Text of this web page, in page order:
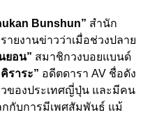
Bunshun” สำนัก
ยงานข่าวว่าเมื่อช่วงปลาย
ยอน” สมาชิกวงบอยแบนด์
ราระ” อดีตดารา AV ชื่อดัง
ของประเทศญี่ปุ่น และมีคน
กกับการมีเพศสัมพันธ์ แม้